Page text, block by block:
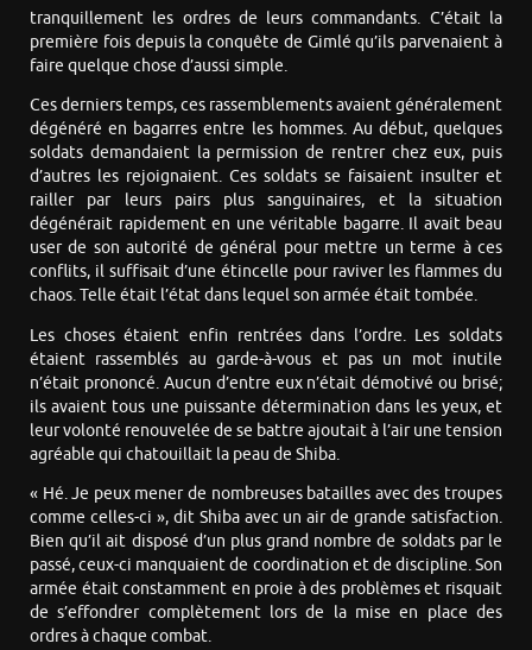
tranquillement les ordres de leurs commandants. C’était la
première fois depuis la conquête de Gimlé qu’ils parvenaient à
faire quelque chose d’aussi simple.
Ces derniers temps, ces rassemblements avaient généralement
dégénéré en bagarres entre les hommes. Au début, quelques
soldats demandaient la permission de rentrer chez eux, puis
d’autres les rejoignaient. Ces soldats se faisaient insulter et
railler par leurs pairs plus sanguinaires, et la situation
dégénérait rapidement en une véritable bagarre. Il avait beau
user de son autorité de général pour mettre un terme à ces
conflits, il suffisait d’une étincelle pour raviver les flammes du
chaos. Telle était l’état dans lequel son armée était tombée.
Les choses étaient enfin rentrées dans l’ordre. Les soldats
étaient rassemblés au garde-à-vous et pas un mot inutile
n’était prononcé. Aucun d’entre eux n’était démotivé ou brisé;
ils avaient tous une puissante détermination dans les yeux, et
leur volonté renouvelée de se battre ajoutait à l’air une tension
agréable qui chatouillait la peau de Shiba.
« Hé. Je peux mener de nombreuses batailles avec des troupes
comme celles-ci », dit Shiba avec un air de grande satisfaction.
Bien qu’il ait disposé d’un plus grand nombre de soldats par le
passé, ceux-ci manquaient de coordination et de discipline. Son
armée était constamment en proie à des problèmes et risquait
de s’effondrer complètement lors de la mise en place des
ordres à chaque combat.